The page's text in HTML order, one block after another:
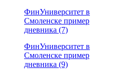
ФинУниверситет в
Смоленске пример
дневника (7)
ФинУниверситет в
Смоленске пример
дневника (9)